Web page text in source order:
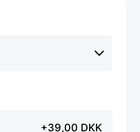
+39,00 DKK